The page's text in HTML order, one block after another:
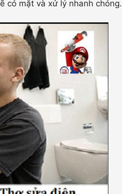
có mặt và xử lý nhanh chóng.